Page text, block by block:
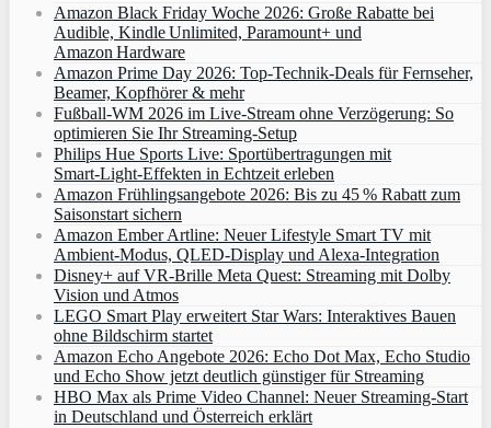
Amazon Black Friday Woche 2026: Große Rabatte bei
Audible, Kindle Unlimited, Paramount+ und
Amazon Hardware
Amazon Prime Day 2026: Top-Technik-Deals für Fernseher,
Beamer, Kopfhörer & mehr
Fußball-WM 2026 im Live-Stream ohne Verzögerung: So
optimieren Sie Ihr Streaming-Setup
Philips Hue Sports Live: Sportübertragungen mit
Smart‑Light‑Effekten in Echtzeit erleben
Amazon Frühlingsangebote 2026: Bis zu 45 % Rabatt zum
Saisonstart sichern
Amazon Ember Artline: Neuer Lifestyle Smart TV mit
Ambient‑Modus, QLED‑Display und Alexa‑Integration
Disney+ auf VR-Brille Meta Quest: Streaming mit Dolby
Vision und Atmos
LEGO Smart Play erweitert Star Wars: Interaktives Bauen
ohne Bildschirm startet
Amazon Echo Angebote 2026: Echo Dot Max, Echo Studio
und Echo Show jetzt deutlich günstiger für Streaming
HBO Max als Prime Video Channel: Neuer Streaming‑Start
in Deutschland und Österreich erklärt